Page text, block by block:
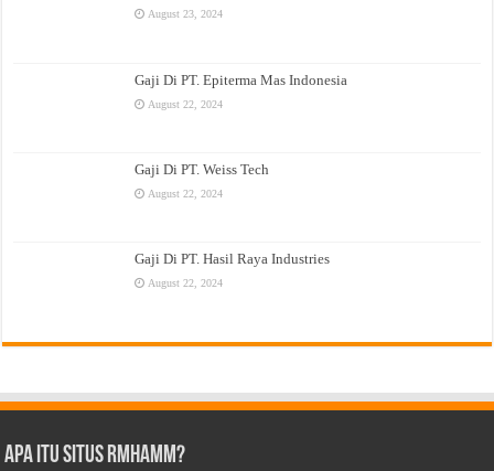
August 23, 2024
Gaji Di PT. Epiterma Mas Indonesia
August 22, 2024
Gaji Di PT. Weiss Tech
August 22, 2024
Gaji Di PT. Hasil Raya Industries
August 22, 2024
Apa Itu Situs Rmhamm?